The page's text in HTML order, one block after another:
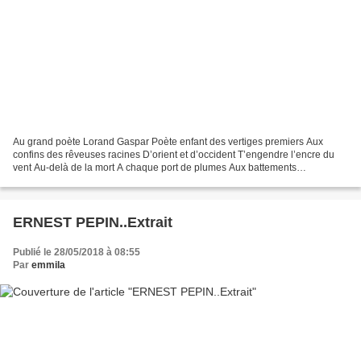
Au grand poète Lorand Gaspar Poète enfant des vertiges premiers Aux
confins des rêveuses racines D’orient et d’occident T’engendre l’encre du
vent Au-delà de la mort A chaque port de plumes Aux battements
ERNEST PEPIN..Extrait
Publié le 28/05/2018 à 08:55
Par emmila